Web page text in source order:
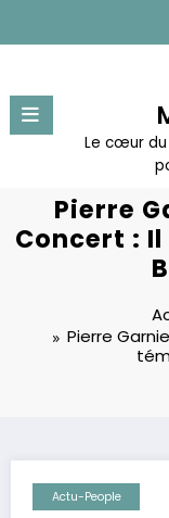
contenu
Le cœur
Pierre
Concert :
Pierre
Actu-People